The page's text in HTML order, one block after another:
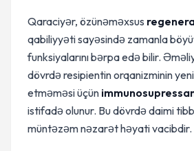
Qaraciyər, özünəməxsus
qabiliyyəti sayəsində zamanla
funksiyalarını bərpa edə bilir.
dövrdə resipientin orqanizminin
etməməsi üçün
istifadə olunur. Bu dövrdə daimi
müntəzəm nəzarət həyati vacibdir.